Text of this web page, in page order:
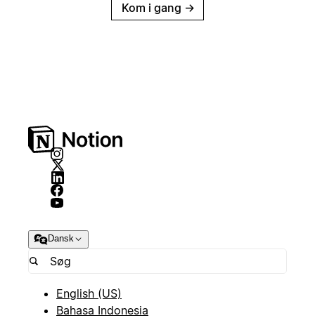
Kom i gang →
Dansk
English (US)
Bahasa Indonesia